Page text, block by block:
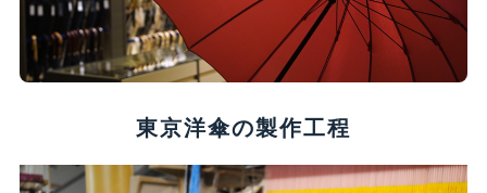
東京洋傘の製作工程